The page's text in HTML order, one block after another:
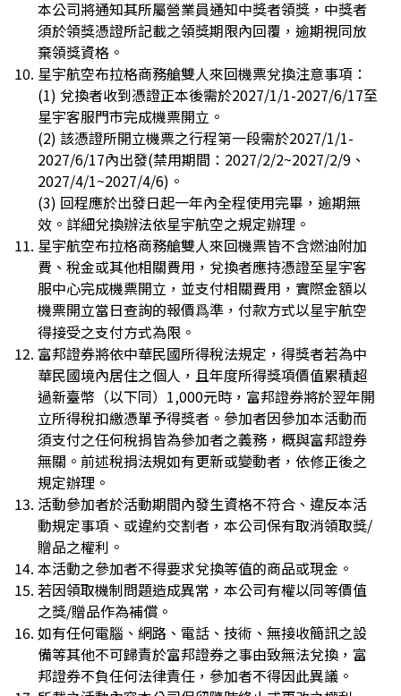
本公司將通知其所屬營業員通知中獎者領獎，中獎者
須於領獎憑證所記載之領獎期限內回覆，逾期視同放
棄領獎資格。
星宇航空布拉格商務艙雙人來回機票兌換注意事項：
(1) 兌換者收到憑證正本後需於2027/1/1-2027/6/17至
星宇客服門市完成機票開立。
(2) 該憑證所開立機票之行程第一段需於2027/1/1-
2027/6/17內出發(禁用期間：2027/2/2~2027/2/9、
2027/4/1~2027/4/6)。
(3) 回程應於出發日起一年內全程使用完畢，逾期無
效。詳細兌換辦法依星宇航空之規定辦理。
星宇航空布拉格商務艙雙人來回機票皆不含燃油附加
費、稅金或其他相關費用，兌換者應持憑證至星宇客
服中心完成機票開立，並支付相關費用，實際金額以
機票開立當日查詢的報價爲準，付款方式以星宇航空
得接受之支付方式為限。
富邦證券將依中華民國所得稅法規定，得獎者若為中
華民國境內居住之個人，且年度所得獎項價值累積超
過新臺幣（以下同）1,000元時，富邦證券將於翌年開
立所得稅扣繳憑單予得獎者。參加者因參加本活動而
須支付之任何稅捐皆為參加者之義務，概與富邦證券
無關。前述稅捐法規如有更新或變動者，依修正後之
規定辦理。
活動參加者於活動期間內發生資格不符合、違反本活
動規定事項、或違約交割者，本公司保有取消領取獎/
贈品之權利。
本活動之參加者不得要求兌換等值的商品或現金。
若因領取機制問題造成異常，本公司有權以同等價值
之獎/贈品作為補償。
如有任何電腦、網路、電話、技術、無接收簡訊之設
備等其他不可歸責於富邦證券之事由致無法兌換，富
邦證券不負任何法律責任，參加者不得因此異議。